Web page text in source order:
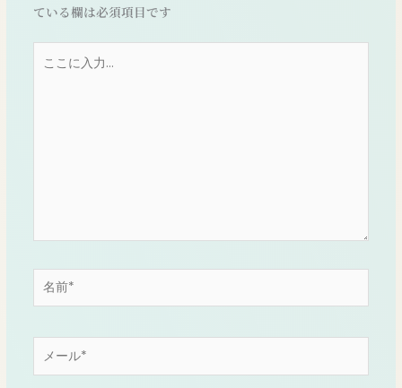
ている欄は必須項目です